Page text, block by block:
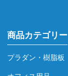
商品カテゴリー
プラダン・樹脂板